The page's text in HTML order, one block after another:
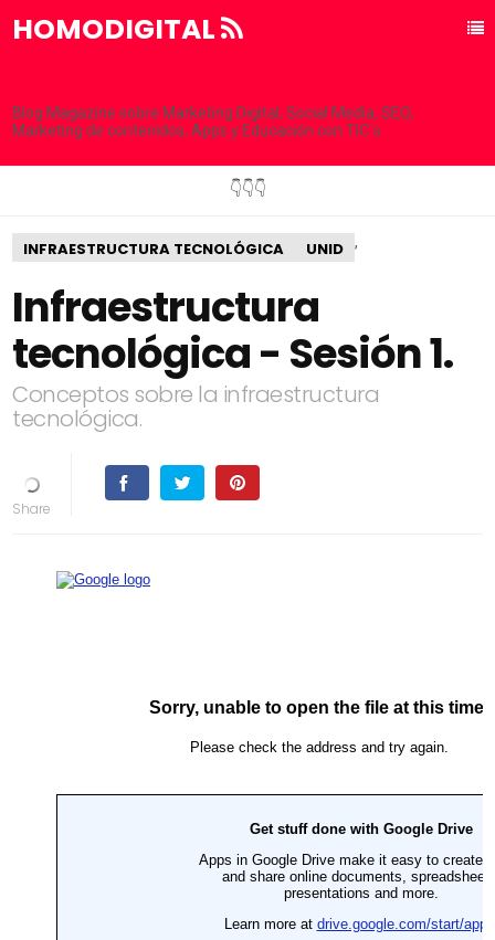
HOMODIGITAL
Blog Magazine sobre Marketing Digital, Social Media, SEO,
Marketing de contenidos, Apps y Educación con TIC´s
👇👇👇
INFRAESTRUCTURA TECNOLÓGICA ,
UNID
Infraestructura
tecnológica - Sesión 1.
Conceptos sobre la infraestructura
tecnológica.